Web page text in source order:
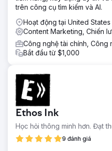
trên công cụ tìm kiếm và AI.
Hoạt động tại United States
Content Marketing, Chiến
Công nghệ tài chính, Công
Bắt đầu từ $1,000
Ethos Ink
Học hỏi thông minh hơn. Đạt
9 đánh giá